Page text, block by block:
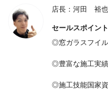
店長：河田 裕也
セールスポイント
◎窓ガラスフイ
◎豊富な施工実
◎施工技能国家